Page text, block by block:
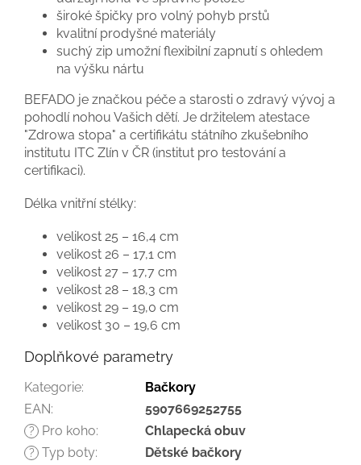
široké špičky pro volný pohyb prstů
kvalitní prodyšné materiály
suchý zip umožní flexibilní zapnutí s ohledem
na výšku nártu
BEFADO je značkou péče a starosti o zdravý vývoj a
pohodlí nohou Vašich dětí. Je držitelem atestace
"Zdrowa stopa" a certifikátu státního zkušebního
institutu ITC Zlín v ČR (institut pro testování a
certifikaci).
Délka vnitřní stélky:
velikost 25 – 16,4 cm
velikost 26 – 17,1 cm
velikost 27 – 17,7 cm
velikost 28 – 18,3 cm
velikost 29 – 19,0 cm
velikost 30 – 19,6 cm
Doplňkové parametry
Kategorie:
Bačkory
EAN: 5907669252755
? Pro koho: Chlapecká obuv
? Typ boty: Dětské bačkory